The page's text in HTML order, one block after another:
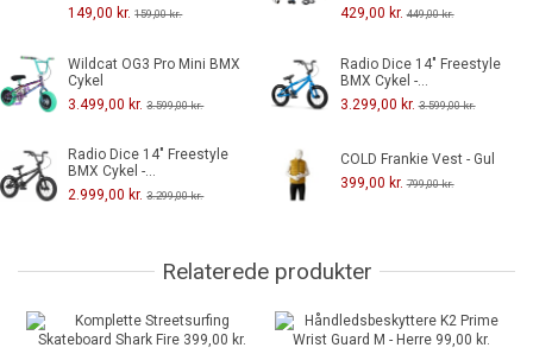
149,00 kr. 159,00 kr.
429,00 kr. 449,00 kr.
Wildcat OG3 Pro Mini BMX
Cykel
3.499,00 kr. 3.599,00 kr.
Radio Dice 14" Freestyle
BMX Cykel -...
3.299,00 kr. 3.599,00 kr.
Radio Dice 14" Freestyle
BMX Cykel -...
2.999,00 kr. 3.299,00 kr.
COLD Frankie Vest - Gul
399,00 kr. 799,00 kr.
Relaterede produkter
-150,00 kr. -10,00 kr.